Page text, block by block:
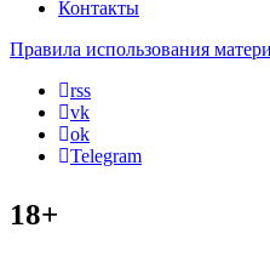
Контакты
Правила использования
rss
vk
ok
Telegram
18+